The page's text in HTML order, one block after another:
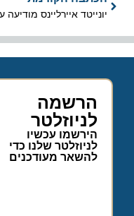
הרשמה
לניוזלטר
הירשמו עכשיו
לניוזלטר שלנו כדי
להשאר מעודכנים